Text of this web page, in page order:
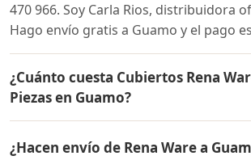
470 966. Soy Carla Rios, distribuidora
Hago envío gratis a Guamo y el pago
¿Cuánto cuesta Cubiertos Rena
Piezas en Guamo?
mismo en todo Colombia. Contáctame
¿Hacen envío de Rena Ware a